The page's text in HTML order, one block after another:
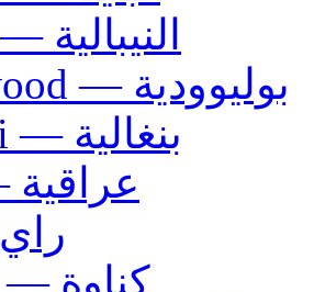
Nepali — النيبالية
Bollywood — بوليوودية
Bengali — بنغالية
Iraqi — عراقية
Rai — راي
Gnawa — كناوة